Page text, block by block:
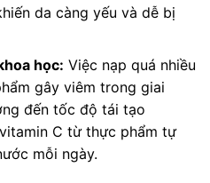
da càng yếu và dễ bị
học: Việc nạp quá nhiều
gây viêm trong giai
đến tốc độ tái tạo
C từ thực phẩm tự
mỗi ngày.